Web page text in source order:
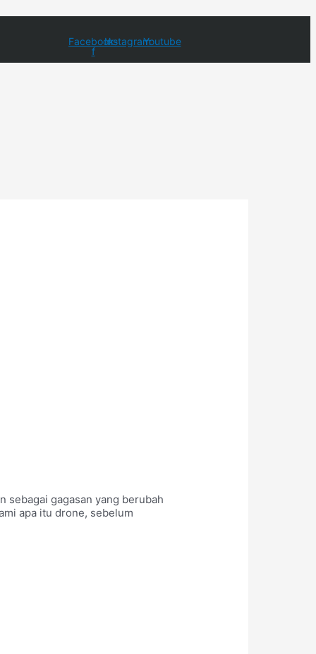
Facebook-
f
InstagramYoutube
sebagai gagasan yang berubah
apa itu drone, sebelum